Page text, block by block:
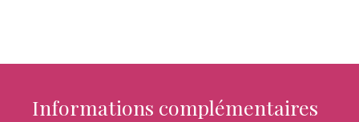
Informations complémentaires